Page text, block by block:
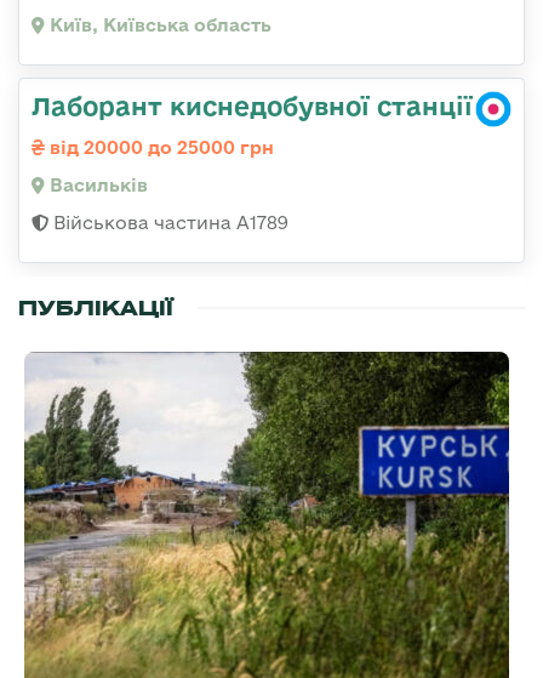
Київ, Київська область
Лаборант киснедобувної станції
від 20000 до 25000 грн
Васильків
Військова частина А1789
ПУБЛІКАЦІЇ